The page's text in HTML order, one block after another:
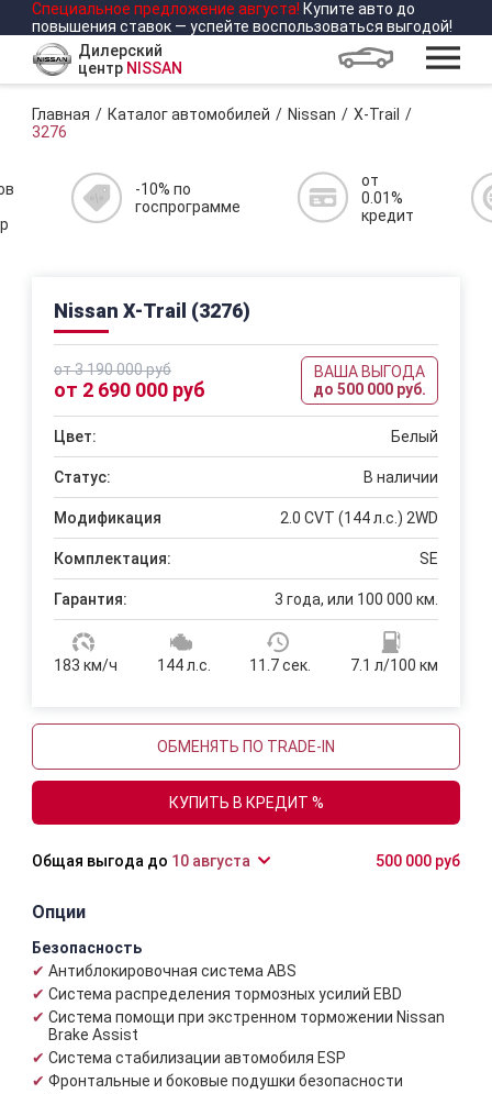
Специальное предложение августа! Купите авто до
повышения ставок — успейте воспользоваться выгодой!
Дилерский
центр NISSAN
Главная Каталог автомобилей Nissan
X-Trail
3276
-10% по
госпрограмме
от
0.01%
кредит
Nissan X-Trail (3276)
от 3 190 000 руб
от 2 690 000 руб
ВАША ВЫГОДА
до 500 000 руб.
Цвет: Белый
Статус: В наличии
Модификация 2.0 CVT (144 л.с.) 2WD
Комплектация: SE
Гарантия: 3 года, или 100 000 км.
183 км/ч 144 л.с. 11.7 сек. 7.1 л/100 км
КУПИТЬ В КРЕДИТ %
ОБМЕНЯТЬ ПО TRADE-IN
10 августа 500 000 руб
Опции
Безопасность
Антиблокировочная система ABS
Система распределения тормозных усилий EBD
Система помощи при экстренном торможении Nissan
Brake Assist
Система стабилизации автомобиля ESP
Фронтальные и боковые подушки безопасности